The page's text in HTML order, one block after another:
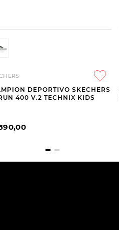
DEPORTIVO SKECHERS
400 V.2 TECHNIX KIDS
,00